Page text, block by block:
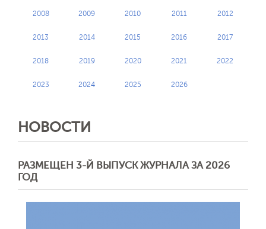
2008 2009 2010 2011 2012
2013 2014 2015 2016 2017
2018 2019 2020 2021 2022
2023 2024 2025 2026
НОВОСТИ
РАЗМЕЩЕН 3-Й ВЫПУСК ЖУРНАЛА ЗА 2026
ГОД